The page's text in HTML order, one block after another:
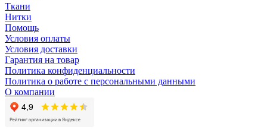
Ткани
Нитки
Помощь
Условия оплаты
Условия доставки
Гарантия на товар
Политика конфиденциальности
Политика о работе с персональными данными
О компании